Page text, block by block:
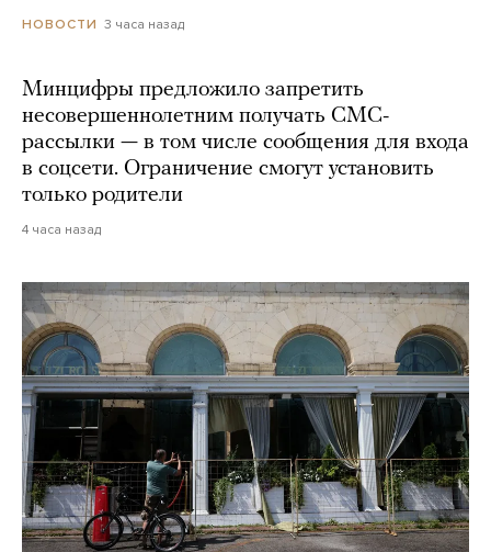
НОВОСТИ 3 часа назад
Минцифры предложило запретить
несовершеннолетним получать СМС-
рассылки — в том числе сообщения для входа
в соцсети. Ограничение смогут установить
только родители
4 часа назад